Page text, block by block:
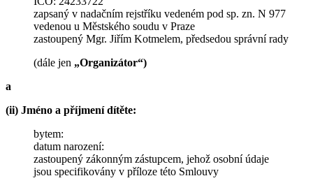
zapsaný v nadačním rejstříku vedeném pod sp. zn. N 977
vedenou u Městského soudu v Praze
zastoupený Mgr. Jiřím Kotmelem, předsedou správní rady
(dále jen „Organizátor“)
a
(ii) Jméno a příjmení dítěte:
bytem:
datum narození:
zastoupený zákonným zástupcem, jehož osobní údaje
jsou specifikovány v příloze této Smlouvy